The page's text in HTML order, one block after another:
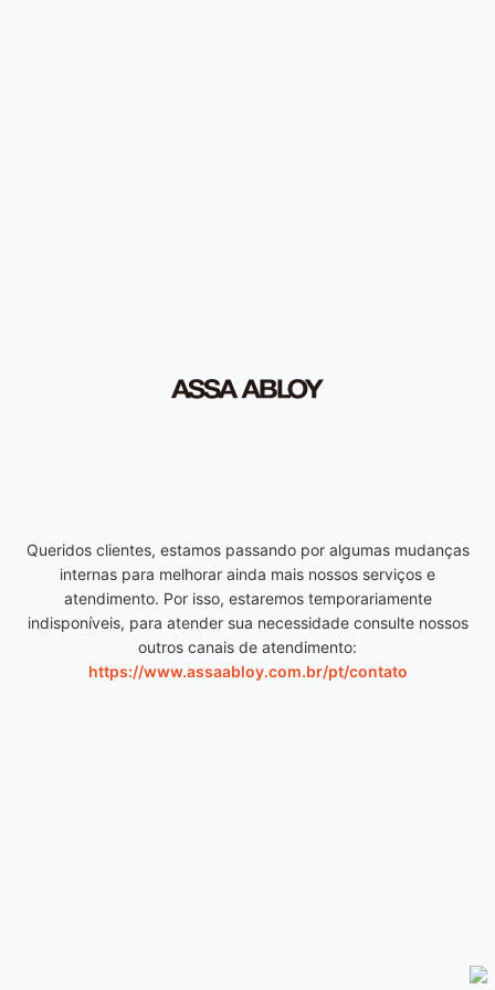
Queridos clientes, estamos passando por algumas mudanças
internas para melhorar ainda mais nossos serviços e
atendimento. Por isso, estaremos temporariamente
indisponíveis, para atender sua necessidade consulte nossos
outros canais de atendimento:
https://www.assaabloy.com.br/pt/contato